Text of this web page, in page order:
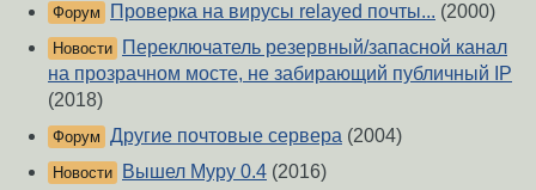
Форум Проверка на вирусы relayed почты... (2000)
Новости
Переключатель резервный/запасной канал
на прозрачном мосте, не забирающий публичный IP
(2018)
Форум Другие почтовые сервера (2004)
Новости Вышел Mypy 0.4 (2016)